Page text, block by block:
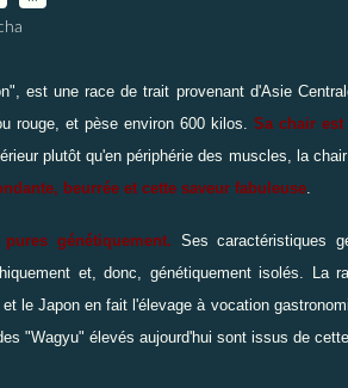
est une race de trait provenant d'Asie
rouge, et pèse environ 600 kilos. Sa chair est
plutôt qu'en périphérie des muscles, la
beurrée et cette saveur fabuleuse
génétiquement. Ses caractéristiques
et, donc, génétiquement isolés. La
et le Japon en fait l'élevage à vocation
"Wagyu" élevés aujourd'hui sont issus de